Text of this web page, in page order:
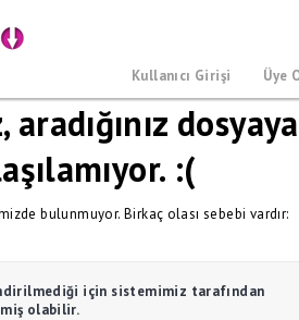
Kullanıcı Girişi Üye
dosyaya
:(
bulunmuyor. Birkaç olası sebebi vardır:
için sistemimiz tarafından
olabilir.